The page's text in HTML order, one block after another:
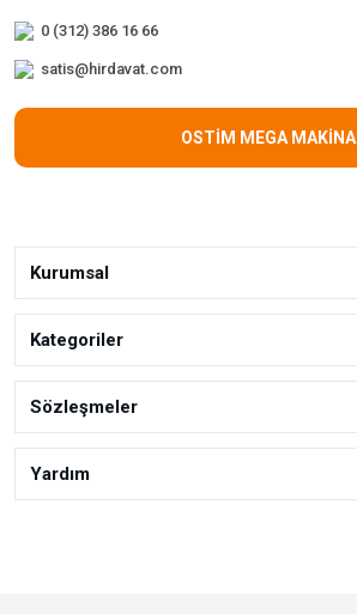
0 (312) 386 16 66
satis@hirdavat.com
OSTİM MEGA MAKİNA
Kurumsal
Kategoriler
Sözleşmeler
Yardım